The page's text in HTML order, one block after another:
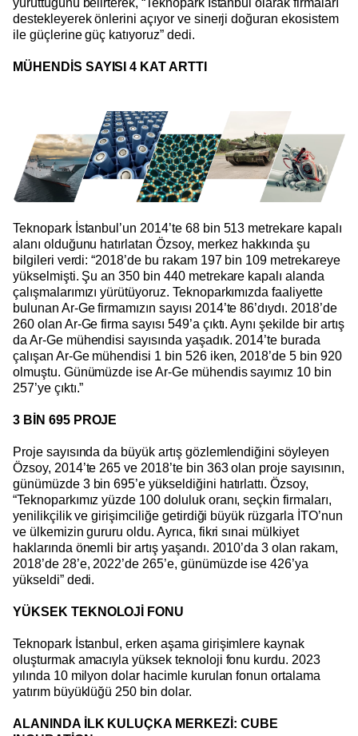
destekleyerek önlerini açıyor ve sinerji doğuran ekosistem
ile güçlerine güç katıyoruz” dedi.
MÜHENDİS SAYISI 4 KAT ARTTI
Teknopark İstanbul’un 2014’te 68 bin 513 metrekare kapalı
alanı olduğunu hatırlatan Özsoy, merkez hakkında şu
bilgileri verdi: “2018’de bu rakam 197 bin 109 metrekareye
yükselmişti. Şu an 350 bin 440 metrekare kapalı alanda
çalışmalarımızı yürütüyoruz. Teknoparkımızda faaliyette
bulunan Ar-Ge firmamızın sayısı 2014’te 86’dıydı. 2018’de
260 olan Ar-Ge firma sayısı 549’a çıktı. Aynı şekilde bir artış
da Ar-Ge mühendisi sayısında yaşadık. 2014’te burada
çalışan Ar-Ge mühendisi 1 bin 526 iken, 2018’de 5 bin 920
olmuştu. Günümüzde ise Ar-Ge mühendis sayımız 10 bin
257’ye çıktı.”
3 BİN 695 PROJE
Proje sayısında da büyük artış gözlemlendiğini söyleyen
Özsoy, 2014’te 265 ve 2018’te bin 363 olan proje sayısının,
günümüzde 3 bin 695’e yükseldiğini hatırlattı. Özsoy,
“Teknoparkımız yüzde 100 doluluk oranı, seçkin firmaları,
yenilikçilik ve girişimciliğe getirdiği büyük rüzgarla İTO’nun
ve ülkemizin gururu oldu. Ayrıca, fikri sınai mülkiyet
haklarında önemli bir artış yaşandı. 2010’da 3 olan rakam,
2018’de 28’e, 2022’de 265’e, günümüzde ise 426’ya
yükseldi” dedi.
YÜKSEK TEKNOLOJİ FONU
Teknopark İstanbul, erken aşama girişimlere kaynak
oluşturmak amacıyla yüksek teknoloji fonu kurdu. 2023
yılında 10 milyon dolar hacimle kurulan fonun ortalama
yatırım büyüklüğü 250 bin dolar.
ALANINDA İLK KULUÇKA MERKEZİ: CUBE